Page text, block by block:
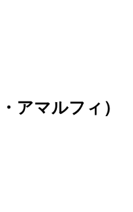
アマルフィ）